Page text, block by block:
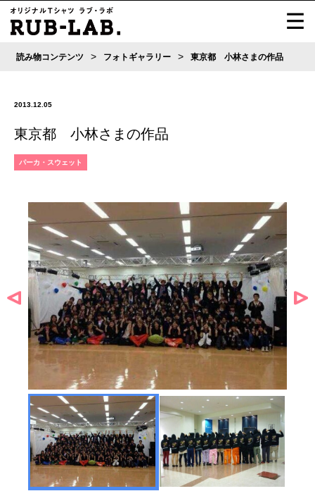
読み物コンテンツ > フォトギャラリー > 東京都 小林さまの作品
2013.12.05
東京都 小林さまの作品
パーカ・スウェット